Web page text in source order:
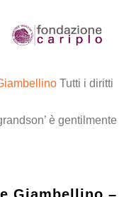
Tutti i diritti
è gentilmente